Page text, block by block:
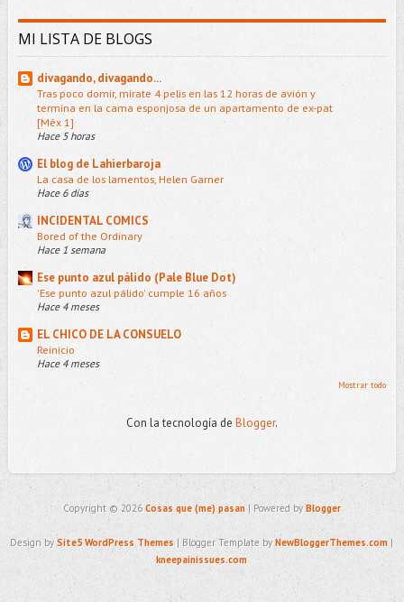
MI LISTA DE BLOGS
divagando, divagando...
Tras poco domir, mírate 4 pelis en las 12 horas de avión y
termina en la cama esponjosa de un apartamento de ex-pat
[Méx 1]
Hace 5 horas
El blog de Lahierbaroja
La casa de los lamentos, Helen Garner
Hace 6 días
INCIDENTAL COMICS
Bored of the Ordinary
Hace 1 semana
Ese punto azul pálido (Pale Blue Dot)
'Ese punto azul pálido' cumple 16 años
Hace 4 meses
EL CHICO DE LA CONSUELO
Reinicio
Hace 4 meses
Mostrar todo
Con la tecnología de Blogger.
Copyright © 2026 Cosas que (me) pasan | Powered by Blogger
Design bySite5 WordPress Themes | Blogger Template byNewBloggerThemes.com |
kneepainissues.com